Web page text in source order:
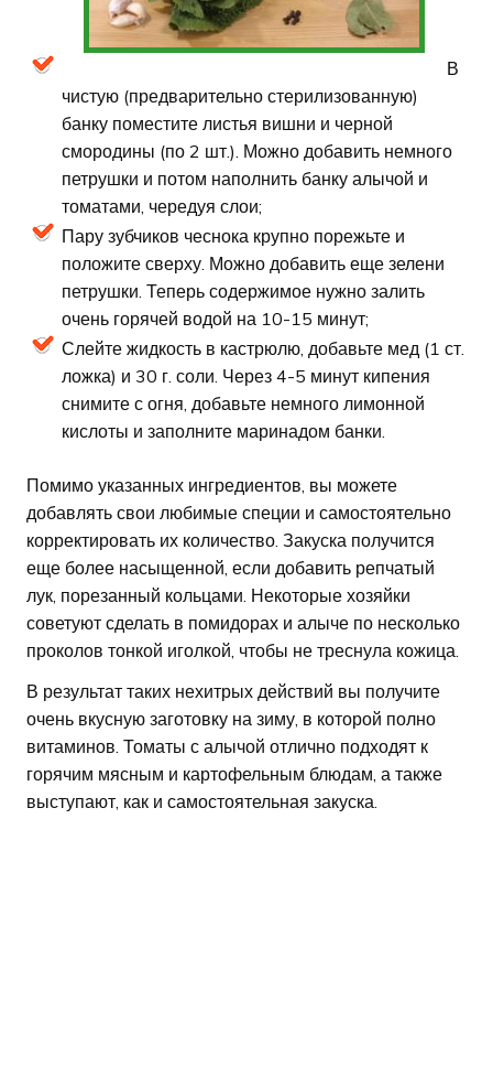
В
чистую (предварительно стерилизованную)
банку поместите листья вишни и черной
смородины (по 2 шт.). Можно добавить немного
петрушки и потом наполнить банку алычой и
томатами, чередуя слои;
Пару зубчиков чеснока крупно порежьте и
положите сверху. Можно добавить еще зелени
петрушки. Теперь содержимое нужно залить
очень горячей водой на 10-15 минут;
Слейте жидкость в кастрюлю, добавьте мед (1 ст.
ложка) и 30 г. соли. Через 4-5 минут кипения
снимите с огня, добавьте немного лимонной
кислоты и заполните маринадом банки.
Помимо указанных ингредиентов, вы можете
добавлять свои любимые специи и самостоятельно
корректировать их количество. Закуска получится
еще более насыщенной, если добавить репчатый
лук, порезанный кольцами. Некоторые хозяйки
советуют сделать в помидорах и алыче по несколько
проколов тонкой иголкой, чтобы не треснула кожица.
В результат таких нехитрых действий вы получите
очень вкусную заготовку на зиму, в которой полно
витаминов. Томаты с алычой отлично подходят к
горячим мясным и картофельным блюдам, а также
выступают, как и самостоятельная закуска.